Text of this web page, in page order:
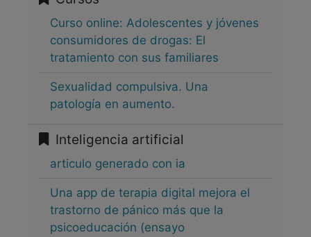
Curso online: Adolescentes y jóvenes
consumidores de drogas: El
tratamiento con sus familiares
Sexualidad compulsiva. Una
patología en aumento.
Inteligencia artificial
articulo generado con ia
Una app de terapia digital mejora el
trastorno de pánico más que la
psicoeducación (ensayo